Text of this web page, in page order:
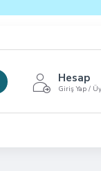
Hesap
Giriş Yap /